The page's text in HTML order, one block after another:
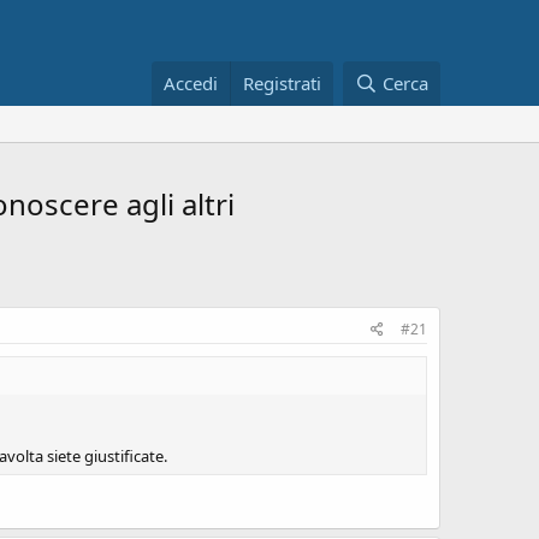
Accedi Registrati Cerca
agli altri
#21
siete giustificate.